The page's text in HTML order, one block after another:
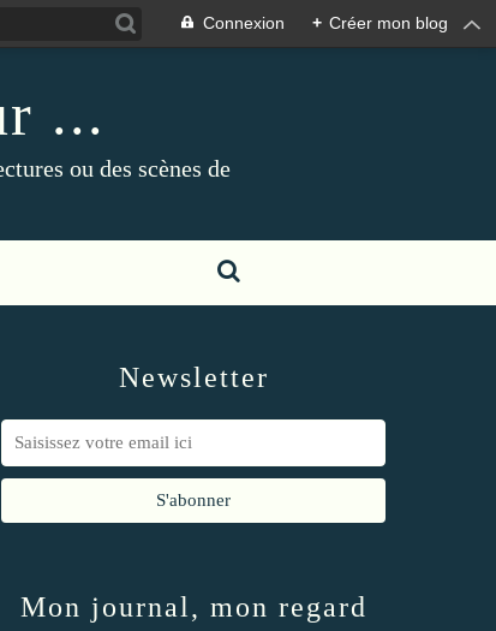
Connexion + Créer mon blog
...
ou des scènes de
Newsletter
Mon journal, mon regard